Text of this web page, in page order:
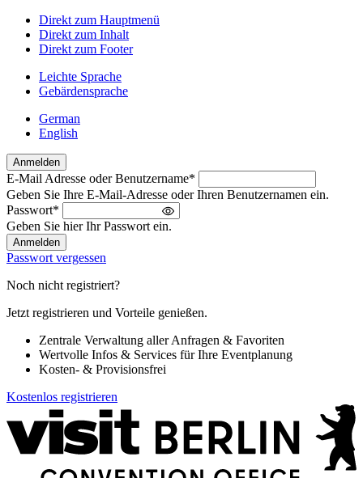
Direkt zum Hauptmenü
Direkt zum Inhalt
Direkt zum Footer
Leichte Sprache
Gebärdensprache
German
English
Anmelden
Willkommen
zurück!
Bitte
melden
Sie
sich
an
E-Mail Adresse oder Benutzername*
Geben Sie Ihre E-Mail-Adresse oder Ihren Benutzernamen ein.
Passwort*
Geben Sie hier Ihr Passwort ein.
Passwort vergessen
Noch nicht registriert?
Jetzt registrieren und Vorteile genießen.
Zentrale Verwaltung aller Anfragen & Favoriten
Wertvolle Infos & Services für Ihre Eventplanung
Kosten- & Provisionsfrei
Kostenlos registrieren